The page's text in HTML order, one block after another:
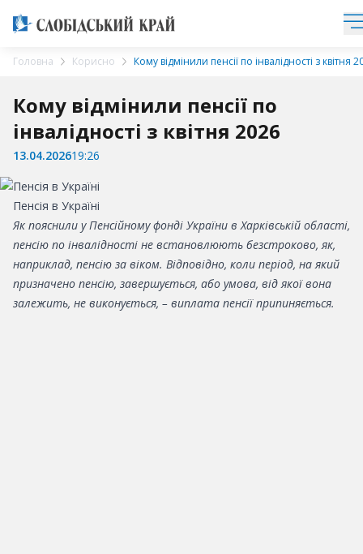
Головна Корисно Кому відмінили пенсії по інвалідності з квітня
Кому відмінили пенсії по
інвалідності з квітня 2026
13.04.202619:26
Пенсія в Україні
Як пояснили у Пенсійному фонді України в Харківській області,
пенсію по інвалідності не встановлюють безстроково, як,
наприклад, пенсію за віком. Відповідно, коли період, на який
призначено пенсію, завершується, або умова, від якої вона
залежить, не виконується, – виплата пенсії припиняється.